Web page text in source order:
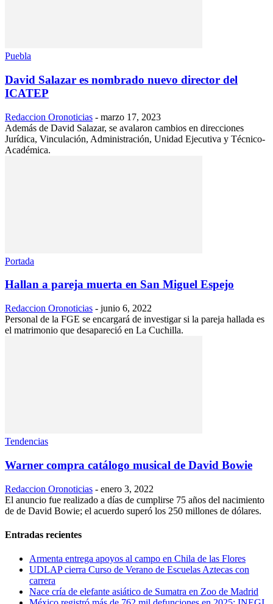
Puebla
David Salazar es nombrado nuevo director del
ICATEP
Redaccion Oronoticias - marzo 17, 2023
Además de David Salazar, se avalaron cambios en direcciones
Jurídica, Vinculación, Administración, Unidad Ejecutiva y Técnico-
Académica.
Portada
Hallan a pareja muerta en San Miguel Espejo
Redaccion Oronoticias - junio 6, 2022
Personal de la FGE se encargará de investigar si la pareja hallada es
el matrimonio que desapareció en La Cuchilla.
Tendencias
Warner compra catálogo musical de David Bowie
Redaccion Oronoticias - enero 3, 2022
El anuncio fue realizado a días de cumplirse 75 años del nacimiento
de de David Bowie; el acuerdo superó los 250 millones de dólares.
Entradas recientes
Armenta entrega apoyos al campo en Chila de las Flores
UDLAP cierra Curso de Verano de Escuelas Aztecas con
carrera
Nace cría de elefante asiático de Sumatra en Zoo de Madrid